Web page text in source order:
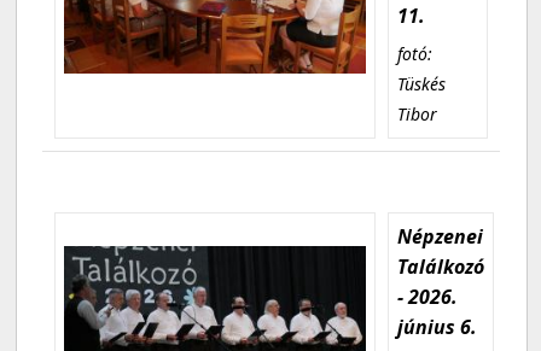
11.
fotó:
Tüskés
Tibor
Népzenei
Találkozó
- 2026.
június 6.